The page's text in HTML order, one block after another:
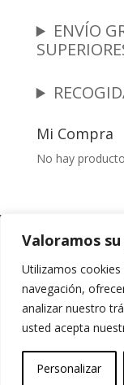
Valoramos
Utilizamos
navegación,
analizar nuestro
usted acepta
Personalizar
ENVÍO
Mi Compra
No hay
Garantia
Política de
Vessali